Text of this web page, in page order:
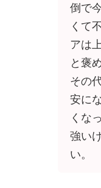
倒で
くて
アは
と褒
その
安に
くな
強い
い。